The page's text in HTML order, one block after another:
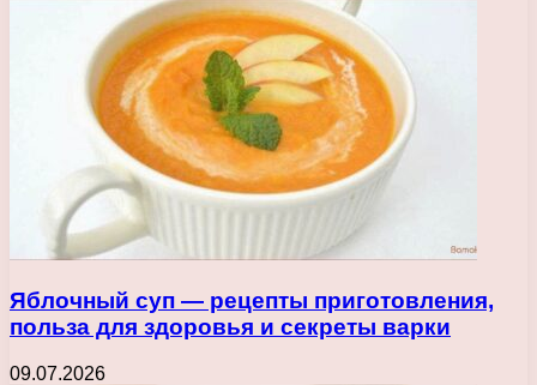
Яблочный суп — рецепты приготовления,
польза для здоровья и секреты варки
09.07.2026